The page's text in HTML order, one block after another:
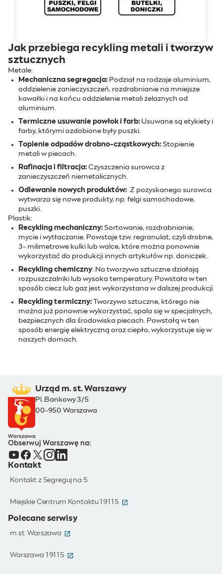
Jak przebiega recykling metali i tworzyw
sztucznych
Metale:
Mechaniczna segregacja: Podział na rodzaje aluminium,
oddzielenie zanieczyszczeń, rozdrabnianie na mniejsze
kawałki i na końcu oddzielenie metali żelaznych od
aluminium.
Termiczne usuwanie powłok i farb: Usuwane są etykiety i
farby, którymi ozdobione były puszki.
Topienie odpadów drobno-cząstkowych: Stopienie
metali w piecach.
Rafinacja i filtracja: Czyszczenia surowca z
zanieczyszczeń niemetalicznych.
Odlewanie nowych produktów: Z pozyskanego surowca
wytwarza się nowe produkty, np. felgi samochodowe,
puszki.
Plastik:
Recykling mechaniczny: Sortowanie, rozdrabnianie,
mycie i wytłaczanie. Powstaje tzw. regranulat, czyli drobne,
3- milimetrowe kulki lub walce, które można ponownie
wykorzystać do produkcji innych artykułów np. doniczek.
Recykling chemiczny: Na tworzywa sztuczne działają
rozpuszczalniki lub wysoka temperatury. Powstała w ten
sposób ciecz lub gaz jest wykorzystana w dalszej produkcji.
Recykling termiczny: Tworzywo sztuczne, którego nie
można już ponownie wykorzystać, spala się w specjalnych,
bezpiecznych dla środowiska piecach. Powstałą w ten
sposób energię elektryczną oraz ciepło, wykorzystuje się w
naszych domach.
Urząd m. st. Warszawy
Pl. Bankowy 3/5
00-950 Warszawa
Obserwuj Warszawę na:
Kontakt
Kontakt z Segreguj na 5
Miejskie Centrum Kontaktu 19115 (otwiera się w nowym oknie)
Polecane serwisy
m.st. Warszawa (otwiera się w nowym oknie)
Warszawa 19115 (otwiera się w nowym oknie)